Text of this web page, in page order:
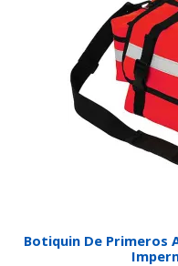
Botiquin De Primeros